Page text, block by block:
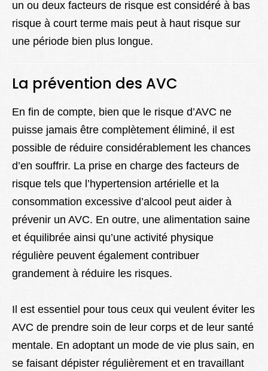
un ou deux facteurs de risque est considéré à bas
risque à court terme mais peut à haut risque sur
une période bien plus longue.
La prévention des AVC
En fin de compte, bien que le risque d’AVC ne
puisse jamais être complètement éliminé, il est
possible de réduire considérablement les chances
d’en souffrir. La prise en charge des facteurs de
risque tels que l’hypertension artérielle et la
consommation excessive d’alcool peut aider à
prévenir un AVC. En outre, une alimentation saine
et équilibrée ainsi qu’une activité physique
régulière peuvent également contribuer
grandement à réduire les risques.
Il est essentiel pour tous ceux qui veulent éviter les
AVC de prendre soin de leur corps et de leur santé
mentale. En adoptant un mode de vie plus sain, en
se faisant dépister régulièrement et en travaillant